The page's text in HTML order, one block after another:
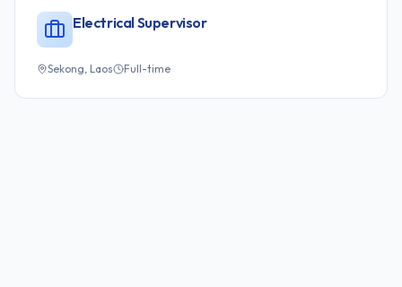
Electrical Supervisor
Sekong, Laos Full-time